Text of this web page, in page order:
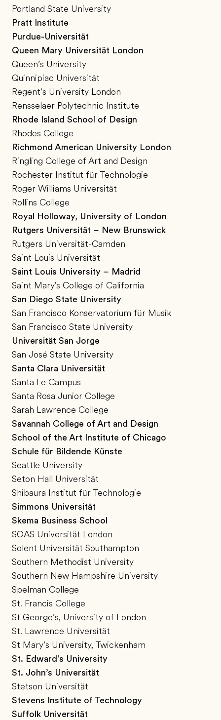
Portland State University
Pratt Institute
Purdue-Universität
Queen Mary Universität London
Queen’s University
Quinnipiac Universität
Regent’s University London
Rensselaer Polytechnic Institute
Rhode Island School of Design
Rhodes College
Richmond American University London
Ringling College of Art and Design
Rochester Institut für Technologie
Roger Williams Universität
Rollins College
Royal Holloway, University of London
Rutgers Universität – New Brunswick
Rutgers Universität-Camden
Saint Louis Universität
Saint Louis University – Madrid
Saint Mary's College of California
San Diego State University
San Francisco Konservatorium für Musik
San Francisco State University
Universität San Jorge
San José State University
Santa Clara Universität
Santa Fe Campus
Santa Rosa Junior College
Sarah Lawrence College
Savannah College of Art and Design
School of the Art Institute of Chicago
Schule für Bildende Künste
Seattle University
Seton Hall Universität
Shibaura Institut für Technologie
Simmons Universität
Skema Business School
SOAS Universität London
Solent Universität Southampton
Southern Methodist University
Southern New Hampshire University
Spelman College
St. Francis College
St George’s, University of London
St. Lawrence Universität
St Mary’s University, Twickenham
St. Edward’s University
St. John’s Universität
Stetson Universität
Stevens Institute of Technology
Suffolk Universität